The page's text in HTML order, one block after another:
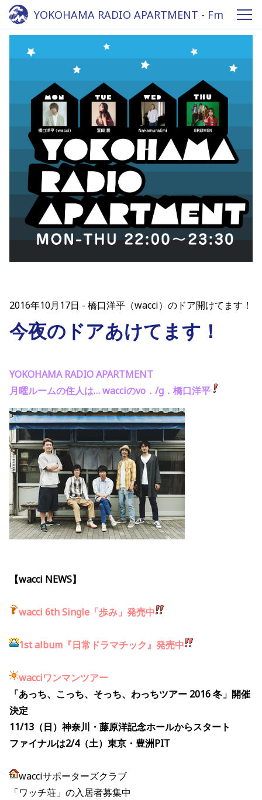
YOKOHAMA RADIO APARTMENT - Fm
yokohama 84.7
2016年10月17日 橋口洋平（wacci）のドア開けてます！
今夜のドアあけてます！
YOKOHAMA RADIO APARTMENT
月曜ルームの住人は… wacciのvo．/g．橋口洋平
【wacci NEWS】
wacci 6th Single「歩み」 発売中
1st album『日常ドラマチック』発売中
wacciワンマンツアー
「あっち、こっち、そっち、わっちツアー 2016 冬」開催
決定
11/13（日）神奈川・藤原洋記念ホールからスタート
ファイナルは2/4（土）東京・豊洲PIT
wacciサポーターズクラブ
「ワッチ荘」の入居者募集中